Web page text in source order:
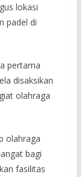
lokasi
padel di
pertama
disaksikan
olahraga
olahraga
bagi
fasilitas